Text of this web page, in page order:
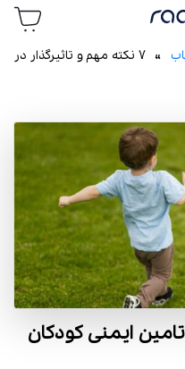
اس
» 7 نکته مهم و تاثیرگذار در
تامین ایمنی کودکان